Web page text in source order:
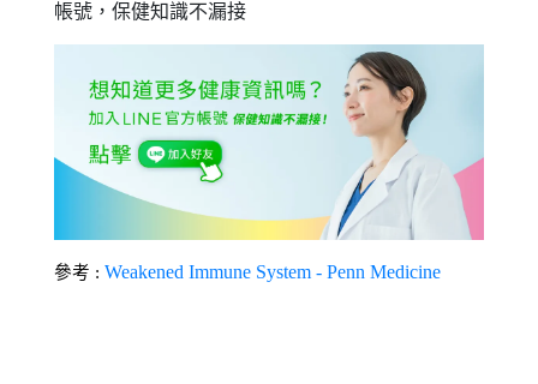
帳號，保健知識不漏接
參考 : Weakened Immune System - Penn Medicine